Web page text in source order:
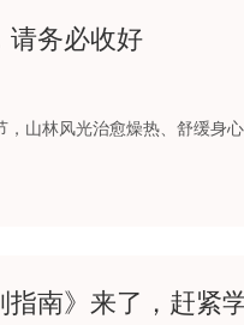
请务必收好
山林风光治愈燥热、舒缓身
指南》来了，赶紧